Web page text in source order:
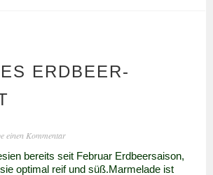
ERDBEER-
einen Kommentar
bereits seit Februar Erdbeersaison,
optimal reif und süß.Marmelade ist